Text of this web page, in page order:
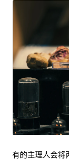
有的主理人会将